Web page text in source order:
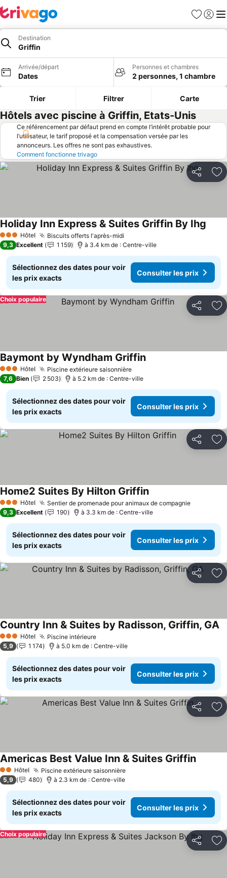
Favoris
Se
Destination
Griffin
Arrivée/départ
Dates
Personnes et chambres
2 personnes, 1 chambre
Trier Filtrer Carte
Hôtels avec piscine à Griffin, Etats-Unis
Ce référencement par défaut prend en compte l’intérêt probable pour
l’utilisateur, le tarif proposé et la compensation versée par les
annonceurs. Les offres ne sont pas exhaustives.
Comment fonctionne trivago
Partager
3 ÉtoilesHôtel Biscuits offerts l'après-midi
Holiday Inn Express & Suites Griffin By Ihg
9,3 Excellent 1 159 à 3.4 km de : Centre-ville
Sélectionnez des dates pour voir
les prix exacts
Consulter les prix
Partager
Choix populaire
3 ÉtoilesHôtel Piscine extérieure saisonnière
Baymont by Wyndham Griffin
7,6 Bien 2 503 à 5.2 km de : Centre-ville
Sélectionnez des dates pour voir
les prix exacts
Consulter les prix
Partager
3 ÉtoilesHôtel Sentier de promenade pour animaux de compagnie
Home2 Suites By Hilton Griffin
9,3 Excellent 190 à 3.3 km de : Centre-ville
Sélectionnez des dates pour voir
les prix exacts
Consulter les prix
Partager
3 ÉtoilesHôtel Piscine intérieure
Country Inn & Suites by Radisson, Griffin, GA
5,9 1 174 à 5.0 km de : Centre-ville
Sélectionnez des dates pour voir
les prix exacts
Consulter les prix
Partager
2 Étoiles
Hôtel Piscine extérieure saisonnière
Americas Best Value Inn & Suites Griffin
5,9 480 à 2.3 km de : Centre-ville
Sélectionnez des dates pour voir
les prix exacts
Consulter les prix
Partager
Choix populaire